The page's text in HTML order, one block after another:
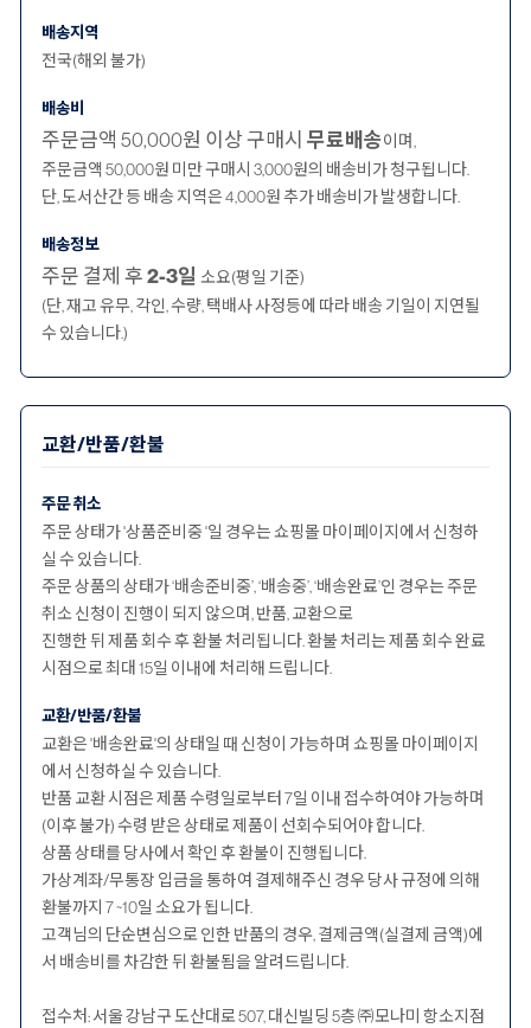
배송지역
전국(해외 불가)
배송비
주문금액 50,000원 이상 구매시 무료배송이며,
주문금액 50,000원 미만 구매시 3,000원의 배송비가 청구됩니다.
단, 도서산간 등 배송 지역은 4,000원 추가 배송비가 발생합니다.
배송정보
주문 결제 후 2-3일 소요(평일 기준)
(단, 재고 유무, 각인, 수량, 택배사 사정등에 따라 배송 기일이 지연될
수 있습니다.)
교환/반품/환불
주문 취소
주문 상태가 '상품준비중 '일 경우는 쇼핑몰 마이페이지에서 신청하
실 수 있습니다.
주문 상품의 상태가 ‘배송준비중’, ‘배송중’, ‘배송완료’인 경우는 주문
취소 신청이 진행이 되지 않으며, 반품, 교환으로
진행한 뒤 제품 회수 후 환불 처리됩니다. 환불 처리는 제품 회수 완료
시점으로 최대 15일 이내에 처리해 드립니다.
교환/반품/환불
교환은 '배송완료'의 상태일 때 신청이 가능하며 쇼핑몰 마이페이지
에서 신청하실 수 있습니다.
반품 교환 시점은 제품 수령일로부터 7일 이내 접수하여야 가능하며
(이후 불가) 수령 받은 상태로 제품이 선회수되어야 합니다.
상품 상태를 당사에서 확인 후 환불이 진행됩니다.
가상계좌/무통장 입금을 통하여 결제해주신 경우 당사 규정에 의해
환불까지 7 ~10일 소요가 됩니다.
고객님의 단순변심으로 인한 반품의 경우, 결제금액(실결제 금액)에
서 배송비를 차감한 뒤 환불됨을 알려드립니다.
접수처: 서울 강남구 도산대로 507, 대신빌딩 5층 ㈜모나미 항소지점